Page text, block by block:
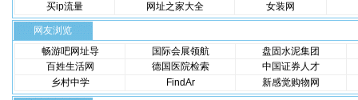
买ip流量
网址之家大全 女装网
网友浏览
畅游吧网址导
国际会展领航
盘固水泥集团
百姓生活网
德国医院检索
中国证券人才
乡村中学
FindAr 新感觉购物网